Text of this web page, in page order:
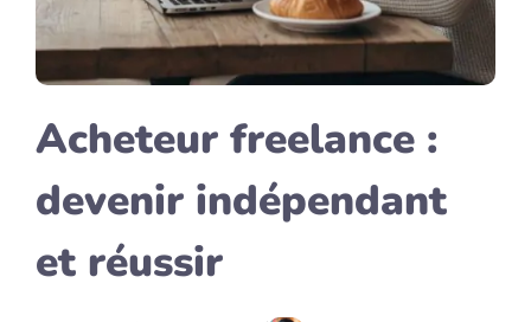
Acheteur freelance :
devenir indépendant
et réussir